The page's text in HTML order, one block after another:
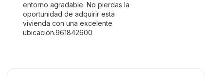
entorno agradable. No pierdas la
oportunidad de adquirir esta
vivienda con una excelente
ubicación.961842600